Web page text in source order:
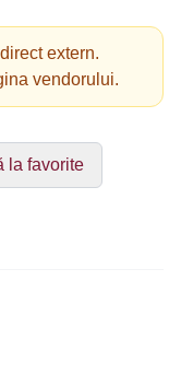
extern.
vendorului.
la favorite